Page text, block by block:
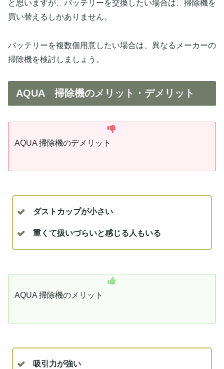
と思いますが、バッテリーを交換したい場合は、掃除機を
買い替えるしかありません。
バッテリーを複数個用意したい場合は、異なるメーカーの
掃除機を検討しましょう。
AQUA 掃除機のメリット・デメリット
AQUA 掃除機のデメリット
ダストカップが小さい
重くて扱いづらいと感じる人もいる
AQUA 掃除機のメリット
吸引力が強い